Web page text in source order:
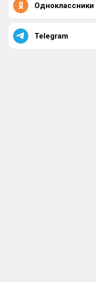
Одноклассники
Telegram